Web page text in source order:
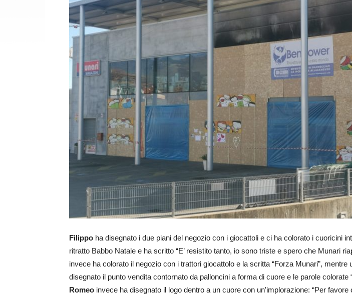
volume.
Filippo ha disegnato i due piani del negozio con i giocattoli e ci ha colorato i cuoricini
ritratto Babbo Natale e ha scritto “E’ resistito tanto, io sono triste e spero che Munari
invece ha colorato il negozio con i trattori giocattolo e la scritta “Forza Munari”, mentre
disegnato il punto vendita contornato da palloncini a forma di cuore e le parole colorate
Romeo invece ha disegnato il logo dentro a un cuore con un’implorazione: “Per favore